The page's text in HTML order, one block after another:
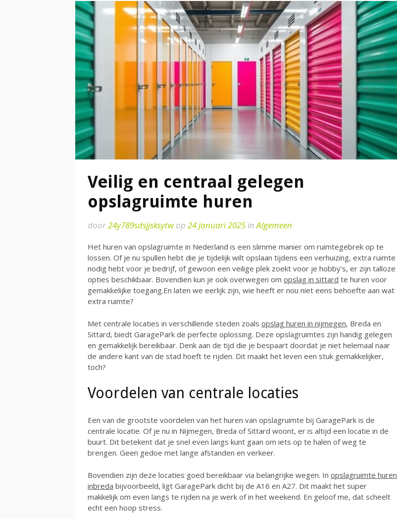
Veilig en centraal gelegen
opslagruimte huren
door24y789sdsjjsksytwop 24 januari 2025inAlgemeen
Het huren van opslagruimte in Nederland is een slimme manier om ruimtegebrek op te
lossen. Of je nu spullen hebt die je tijdelijk wilt opslaan tijdens een verhuizing, extra ruimte
nodig hebt voor je bedrijf, of gewoon een veilige plek zoekt voor je hobby’s, er zijn talloze
opties beschikbaar. Bovendien kun je ook overwegen om opslag in sittard te huren voor
gemakkelijke toegang.En laten we eerlijk zijn, wie heeft er nou niet eens behoefte aan wat
extra ruimte?
Met centrale locaties in verschillende steden zoals opslag huren in nijmegen, Breda en
Sittard, biedt GaragePark de perfecte oplossing. Deze opslagruimtes zijn handig gelegen
en gemakkelijk bereikbaar. Denk aan de tijd die je bespaart doordat je niet helemaal naar
de andere kant van de stad hoeft te rijden. Dit maakt het leven een stuk gemakkelijker,
toch?
Voordelen van centrale locaties
Een van de grootste voordelen van het huren van opslagruimte bij GaragePark is de
centrale locatie. Of je nu in Nijmegen, Breda of Sittard woont, er is altijd een locatie in de
buurt. Dit betekent dat je snel even langs kunt gaan om iets op te halen of weg te
brengen. Geen gedoe met lange afstanden en verkeer.
Bovendien zijn deze locaties goed bereikbaar via belangrijke wegen. In opslagruimte huren
inbreda bijvoorbeeld, ligt GaragePark dicht bij de A16 en A27. Dit maakt het super
makkelijk om even langs te rijden na je werk of in het weekend. En geloof me, dat scheelt
echt een hoop stress.